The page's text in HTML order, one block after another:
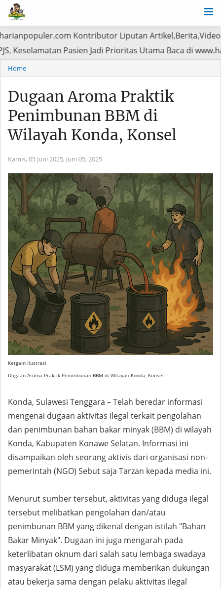
Kontributor Liputan Artikel,Berita,Video kirim CP/
Klaim BPJS, Keselamatan Pasien Jadi Prioritas Utama
Home
Dugaan Aroma Praktik
Penimbunan BBM di
Wilayah Konda, Konsel
Kamis, 05 Juni 2025, Juni 05, 2025
Ketgam ilustrasi
Dugaan Aroma Praktik Penimbunan BBM di Wilayah Konda, Konsel
Konda, Sulawesi Tenggara – Telah beredar informasi
mengenai dugaan aktivitas ilegal terkait pengolahan
dan penimbunan bahan bakar minyak (BBM) di wilayah
Konda, Kabupaten Konawe Selatan. Informasi ini
disampaikan oleh seorang aktivis dari organisasi non-
pemerintah (NGO) Sebut saja Tarzan kepada media ini.
Menurut sumber tersebut, aktivitas yang diduga ilegal
tersebut melibatkan pengolahan dan/atau
penimbunan BBM yang dikenal dengan istilah "Bahan
Bakar Minyak". Dugaan ini juga mengarah pada
keterlibatan oknum dari salah satu lembaga swadaya
masyarakat (LSM) yang diduga memberikan dukungan
atau bekerja sama dengan pelaku aktivitas ilegal